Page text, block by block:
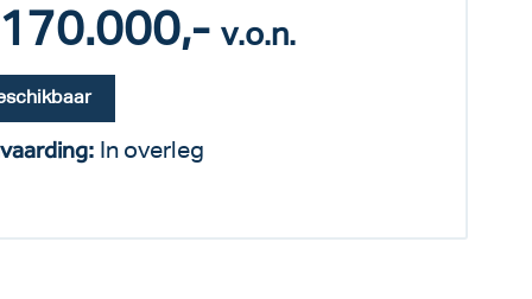
v.o.n.
In overleg